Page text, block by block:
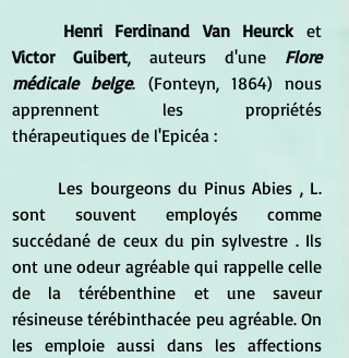
Henri Ferdinand Van Heurck
Victor Guibert, auteurs d'une Flore
médicale belge. (Fonteyn, 1864) nous
apprennent les propriétés
thérapeutiques de l'Epicéa :
sont souvent employés comme
succédané de ceux du pin sylvestre . Ils
ont une odeur agréable qui rappelle celle
de la térébenthine et une saveur
résineuse térébinthacée peu agréable. On
les emploie aussi dans les affections